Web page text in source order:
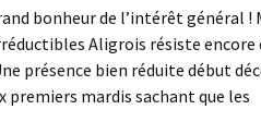
bonheur de l’intérêt général !
Aligrois résiste encore
présence bien réduite début
premiers mardis sachant que les